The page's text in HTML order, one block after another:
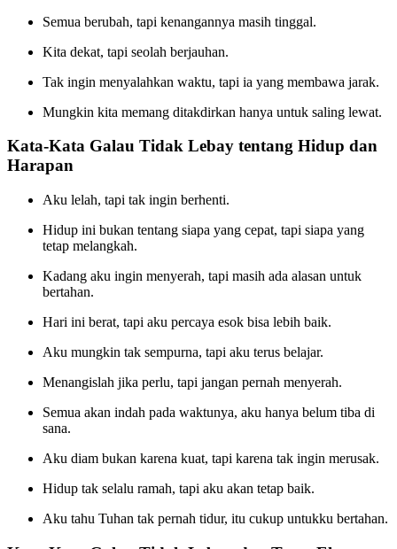
Semua berubah, tapi kenangannya masih tinggal.
Kita dekat, tapi seolah berjauhan.
Tak ingin menyalahkan waktu, tapi ia yang membawa jarak.
Mungkin kita memang ditakdirkan hanya untuk saling lewat.
Kata-Kata Galau Tidak Lebay tentang Hidup dan
Harapan
Aku lelah, tapi tak ingin berhenti.
Hidup ini bukan tentang siapa yang cepat, tapi siapa yang
tetap melangkah.
Kadang aku ingin menyerah, tapi masih ada alasan untuk
bertahan.
Hari ini berat, tapi aku percaya esok bisa lebih baik.
Aku mungkin tak sempurna, tapi aku terus belajar.
Menangislah jika perlu, tapi jangan pernah menyerah.
Semua akan indah pada waktunya, aku hanya belum tiba di
sana.
Aku diam bukan karena kuat, tapi karena tak ingin merusak.
Hidup tak selalu ramah, tapi aku akan tetap baik.
Aku tahu Tuhan tak pernah tidur, itu cukup untukku bertahan.